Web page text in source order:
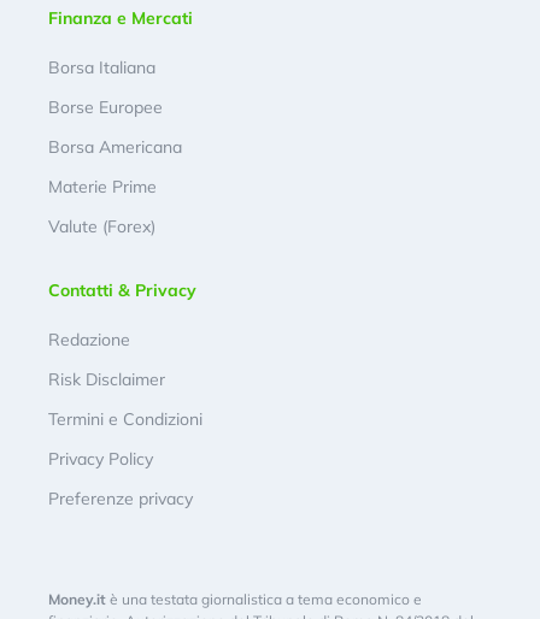
Finanza e Mercati
Borsa Italiana
Borse Europee
Borsa Americana
Materie Prime
Valute (Forex)
Contatti & Privacy
Redazione
Risk Disclaimer
Termini e Condizioni
Privacy Policy
Preferenze privacy
Money.it è una testata giornalistica a tema economico e